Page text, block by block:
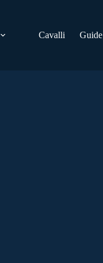
Cavalli Guide